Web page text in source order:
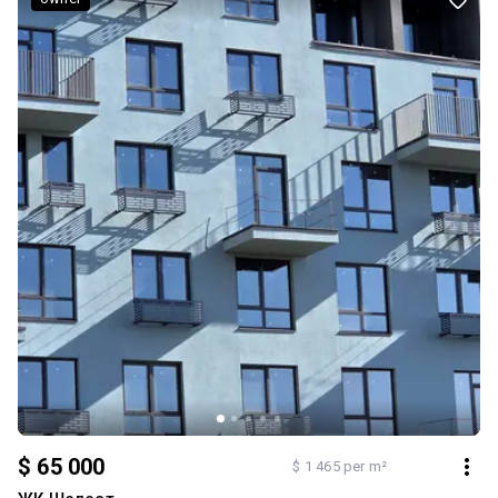
МОЖЛИВИЙ ПРОДАЖ ПО ПЕРЕРАХУНКУ. Код об'єкту 17033.
$ 65 000 $ 1 465 per m²